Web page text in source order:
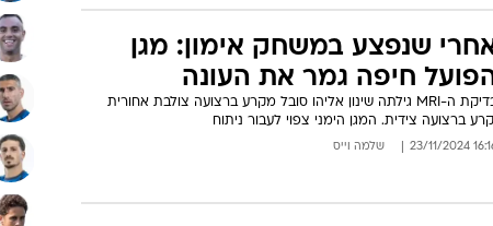
שנפצע במשחק אימון: מגן
חיפה גמר את העונה
בדיקת ה-MRI גילתה שינון אליהו סובל מקרע ברצועה צולבת אחורית
וקרע ברצועה צידית. המגן הימני צפוי לעבור ניתוח
16:16 23/11/ שלמה וייס